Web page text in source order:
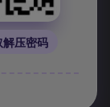
解压密码